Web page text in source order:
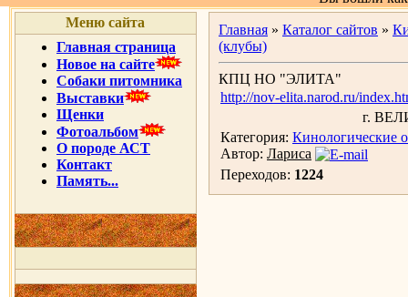
Меню сайта
Главная страница
Новое на сайте
Собаки питомника
Выставки
Щенки
Фотоальбом
О породе АСТ
Контакт
Память...
Главная » Каталог сайтов »
(клубы)
КПЦ НО "ЭЛИТА"
http://nov-elita.narod.ru/
г.
Категория: Кинологические
Автор: Лариса
Переходов: 1224